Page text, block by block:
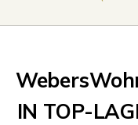
IN TOP-